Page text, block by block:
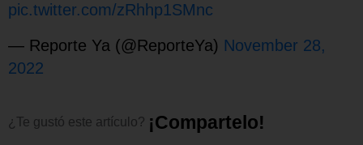
pic.twitter.com/zRhhp1SMnc
— Reporte Ya (@ReporteYa) November 28,
2022
¿Te gustó este artículo? ¡Compartelo!